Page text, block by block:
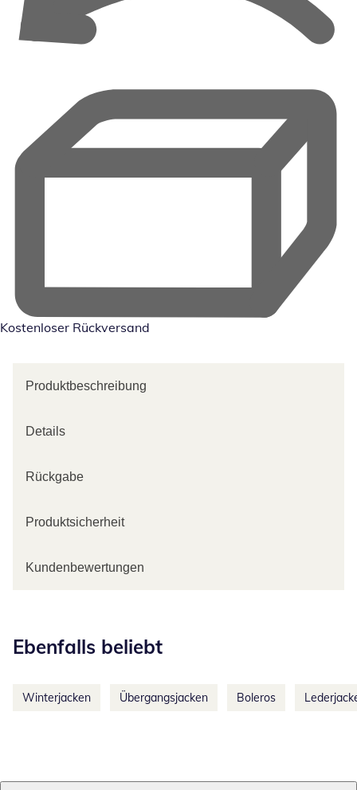
Kostenloser Rückversand
Produktbeschreibung
Details
Rückgabe
Produktsicherheit
Kundenbewertungen
Ebenfalls beliebt
Winterjacken Übergangsjacken Boleros